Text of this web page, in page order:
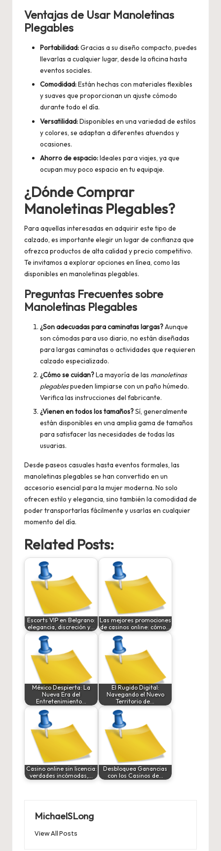
Ventajas de Usar Manoletinas
Plegables
Portabilidad:Gracias a su diseño compacto, puedes
llevarlas a cualquier lugar, desde la oficina hasta
eventos sociales.
Comodidad:Están hechas con materiales flexibles
y suaves que proporcionan un ajuste cómodo
durante todo el día.
Versatilidad:Disponibles en una variedad de estilos
y colores, se adaptan a diferentes atuendos y
ocasiones.
Ahorro de espacio:Ideales para viajes, ya que
ocupan muy poco espacio en tu equipaje.
¿Dónde Comprar
Manoletinas Plegables?
Para aquellas interesadas en adquirir este tipo de
calzado, es importante elegir un lugar de confianza que
ofrezca productos de alta calidad y precio competitivo.
Te invitamos a explorar opciones en línea, como las
disponibles en manoletinas plegables.
Preguntas Frecuentes sobre
Manoletinas Plegables
¿Son adecuadas para caminatas largas?Aunque
son cómodas para uso diario, no están diseñadas
para largas caminatas o actividades que requieren
calzado especializado.
¿Cómo se cuidan?La mayoría de las manoletinas
plegablespueden limpiarse con un paño húmedo.
Verifica las instrucciones del fabricante.
¿Vienen en todos los tamaños?Sí, generalmente
están disponibles en una amplia gama de tamaños
para satisfacer las necesidades de todas las
usuarias.
Desde paseos casuales hasta eventos formales, las
manoletinas plegables se han convertido en un
accesorio esencial para la mujer moderna. No solo
ofrecen estilo y elegancia, sino también la comodidad de
poder transportarlas fácilmente y usarlas en cualquier
momento del día.
Related Posts:
Escorts VIP en Belgrano:
elegancia, discreción y…
Las mejores promociones
de casinos online: cómo…
México Despierta: La
Nueva Era del
Entretenimiento…
El Rugido Digital:
Navegando el Nuevo
Territorio de…
Casino online sin licencia:
verdades incómodas,…
Desbloquea Ganancias
con los Casinos de…
MichaelSLong
View All Posts